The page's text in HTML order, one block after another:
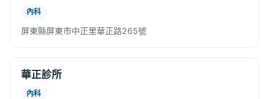
內科
屏東縣屏東市中正里華正路265號
華正診所
內科